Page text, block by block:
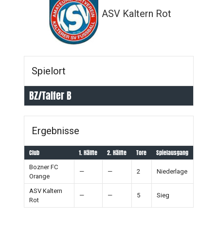
ASV Kaltern Rot
Spielort
BZ/Talfer B
Ergebnisse
Club 1. Hälfte 2. Hälfte Tore Spielausgang
Bozner FC
Orange
— — 2 Niederlage
ASV Kaltern
Rot
— — 5 Sieg